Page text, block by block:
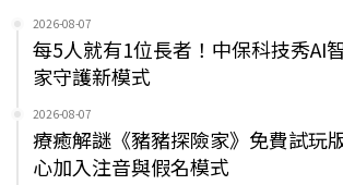
2026-08-07
每5人就有1位長者！中保科技秀AI
家守護新模式
2026-08-07
療癒解謎《豬豬探險家》免費試玩
心加入注音與假名模式